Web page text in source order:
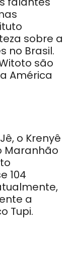
sobre a
no Brasil.
são
América
o Krenyê
Maranhão
104
a
Tupi.